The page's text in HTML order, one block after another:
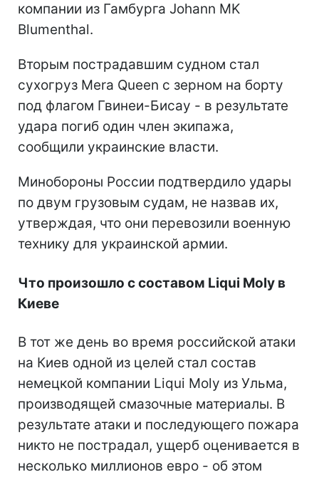
компании из Гамбурга Johann MK
Blumenthal.
Вторым пострадавшим судном стал
сухогруз Mera Queen с зерном на борту
под флагом Гвинеи-Бисау - в результате
удара погиб один член экипажа,
сообщили украинские власти.
Минобороны России подтвердило удары
по двум грузовым судам, не назвав их,
утверждая, что они перевозили военную
технику для украинской армии.
Что произошло с составом Liqui Moly в
Киеве
В тот же день во время российской атаки
на Киев одной из целей стал состав
немецкой компании Liqui Moly из Ульма,
производящей смазочные материалы. В
результате атаки и последующего пожара
никто не пострадал, ущерб оценивается в
несколько миллионов евро - об этом